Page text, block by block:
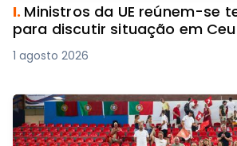
I. Ministros da UE reúnem-se
para discutir situação em
1 agosto 2026